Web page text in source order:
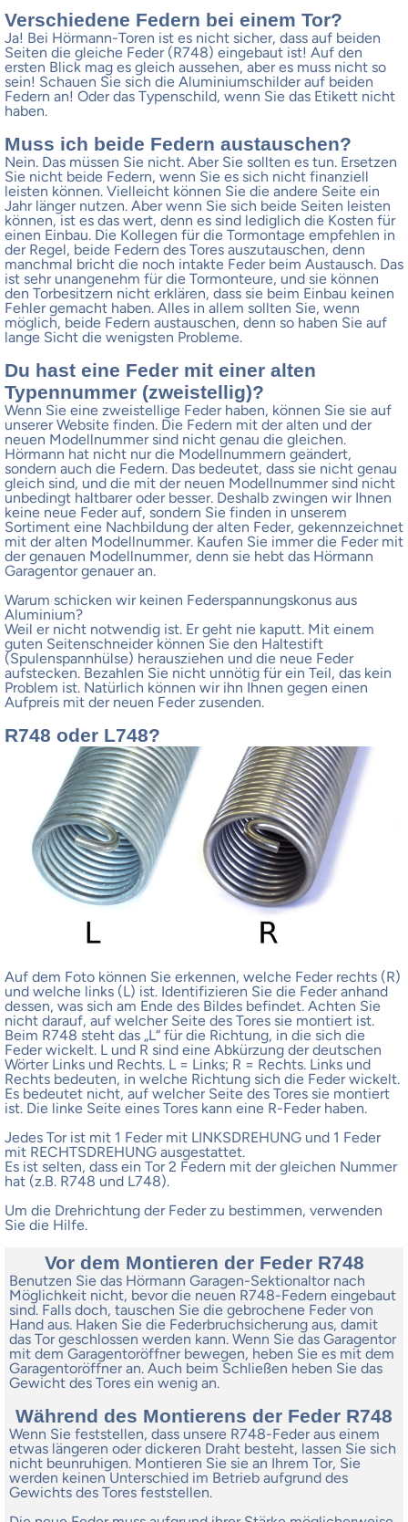
Verschiedene Federn bei einem Tor?
Ja! Bei Hörmann-Toren ist es nicht sicher, dass auf beiden
Seiten die gleiche Feder (R748) eingebaut ist! Auf den
ersten Blick mag es gleich aussehen, aber es muss nicht so
sein! Schauen Sie sich die Aluminiumschilder auf beiden
Federn an! Oder das Typenschild, wenn Sie das Etikett nicht
haben.
Muss ich beide Federn austauschen?
Nein. Das müssen Sie nicht. Aber Sie sollten es tun. Ersetzen
Sie nicht beide Federn, wenn Sie es sich nicht finanziell
leisten können. Vielleicht können Sie die andere Seite ein
Jahr länger nutzen. Aber wenn Sie sich beide Seiten leisten
können, ist es das wert, denn es sind lediglich die Kosten für
einen Einbau. Die Kollegen für die Tormontage empfehlen in
der Regel, beide Federn des Tores auszutauschen, denn
manchmal bricht die noch intakte Feder beim Austausch. Das
ist sehr unangenehm für die Tormonteure, und sie können
den Torbesitzern nicht erklären, dass sie beim Einbau keinen
Fehler gemacht haben. Alles in allem sollten Sie, wenn
möglich, beide Federn austauschen, denn so haben Sie auf
lange Sicht die wenigsten Probleme.
Du hast eine Feder mit einer alten
Typennummer (zweistellig)?
Wenn Sie eine zweistellige Feder haben, können Sie sie auf
unserer Website finden. Die Federn mit der alten und der
neuen Modellnummer sind nicht genau die gleichen.
Hörmann hat nicht nur die Modellnummern geändert,
sondern auch die Federn. Das bedeutet, dass sie nicht genau
gleich sind, und die mit der neuen Modellnummer sind nicht
unbedingt haltbarer oder besser. Deshalb zwingen wir Ihnen
keine neue Feder auf, sondern Sie finden in unserem
Sortiment eine Nachbildung der alten Feder, gekennzeichnet
mit der alten Modellnummer. Kaufen Sie immer die Feder mit
der genauen Modellnummer, denn sie hebt das Hörmann
Garagentor genauer an.
Warum schicken wir keinen Federspannungskonus aus
Aluminium?
Weil er nicht notwendig ist. Er geht nie kaputt. Mit einem
guten Seitenschneider können Sie den Haltestift
(Spulenspannhülse) herausziehen und die neue Feder
aufstecken. Bezahlen Sie nicht unnötig für ein Teil, das kein
Problem ist. Natürlich können wir ihn Ihnen gegen einen
Aufpreis mit der neuen Feder zusenden.
R748 oder L748?
Auf dem Foto können Sie erkennen, welche Feder rechts (R)
und welche links (L) ist. Identifizieren Sie die Feder anhand
dessen, was sich am Ende des Bildes befindet. Achten Sie
nicht darauf, auf welcher Seite des Tores sie montiert ist.
Beim R748 steht das „L“ für die Richtung, in die sich die
Feder wickelt. L und R sind eine Abkürzung der deutschen
Wörter Links und Rechts. L = Links; R = Rechts. Links und
Rechts bedeuten, in welche Richtung sich die Feder wickelt.
Es bedeutet nicht, auf welcher Seite des Tores sie montiert
ist. Die linke Seite eines Tores kann eine R-Feder haben.
Jedes Tor ist mit 1 Feder mit LINKSDREHUNG und 1 Feder
mit RECHTSDREHUNG ausgestattet.
Es ist selten, dass ein Tor 2 Federn mit der gleichen Nummer
hat (z.B. R748 und L748).
Um die Drehrichtung der Feder zu bestimmen, verwenden
Sie die Hilfe.
Vor dem Montieren der Feder R748
Benutzen Sie das Hörmann Garagen-Sektionaltor nach
Möglichkeit nicht, bevor die neuen R748-Federn eingebaut
sind. Falls doch, tauschen Sie die gebrochene Feder von
Hand aus. Haken Sie die Federbruchsicherung aus, damit
das Tor geschlossen werden kann. Wenn Sie das Garagentor
mit dem Garagentoröffner bewegen, heben Sie es mit dem
Garagentoröffner an. Auch beim Schließen heben Sie das
Gewicht des Tores ein wenig an.
Während des Montierens der Feder R748
Wenn Sie feststellen, dass unsere R748-Feder aus einem
etwas längeren oder dickeren Draht besteht, lassen Sie sich
nicht beunruhigen. Montieren Sie sie an Ihrem Tor, Sie
werden keinen Unterschied im Betrieb aufgrund des
Gewichts des Tores feststellen.